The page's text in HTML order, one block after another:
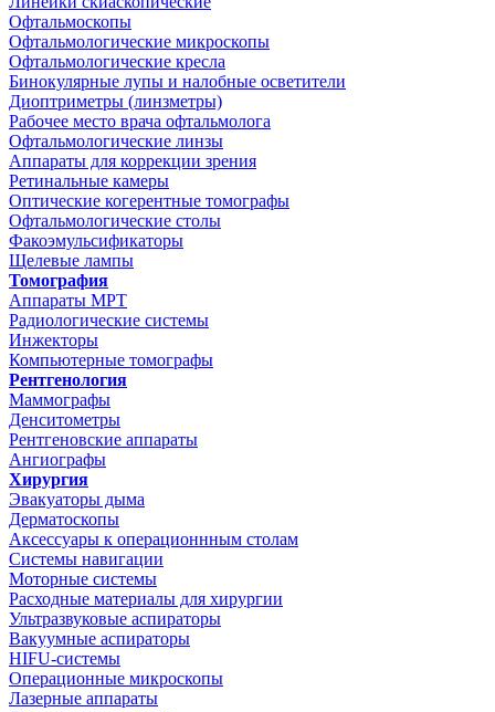
Офтальмоскопы
Офтальмологические микроскопы
Офтальмологические кресла
Бинокулярные лупы и налобные осветители
Диоптриметры (линзметры)
Рабочее место врача офтальмолога
Офтальмологические линзы
Аппараты для коррекции зрения
Ретинальные камеры
Оптические когерентные томографы
Офтальмологические столы
Факоэмульсификаторы
Щелевые лампы
Томография
Аппараты МРТ
Радиологические системы
Инжекторы
Компьютерные томографы
Рентгенология
Маммографы
Денситометры
Рентгеновские аппараты
Ангиографы
Хирургия
Эвакуаторы дыма
Дерматоскопы
Аксессуары к операционнным столам
Системы навигации
Моторные системы
Расходные материалы для хирургии
Ультразвуковые аспираторы
Вакуумные аспираторы
HIFU-системы
Операционные микроскопы
Лазерные аппараты